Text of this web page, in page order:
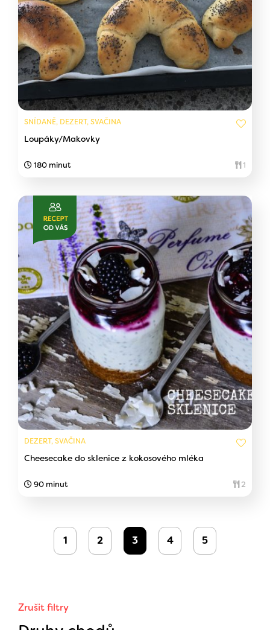
Zrušit filtry
SNÍDANĚ, DEZERT, SVAČINA
Loupáky/Makovky
180 minut 1
DEZERT, SVAČINA
Cheesecake do sklenice z kokosového mléka
90 minut 2
1 2 3 4 5